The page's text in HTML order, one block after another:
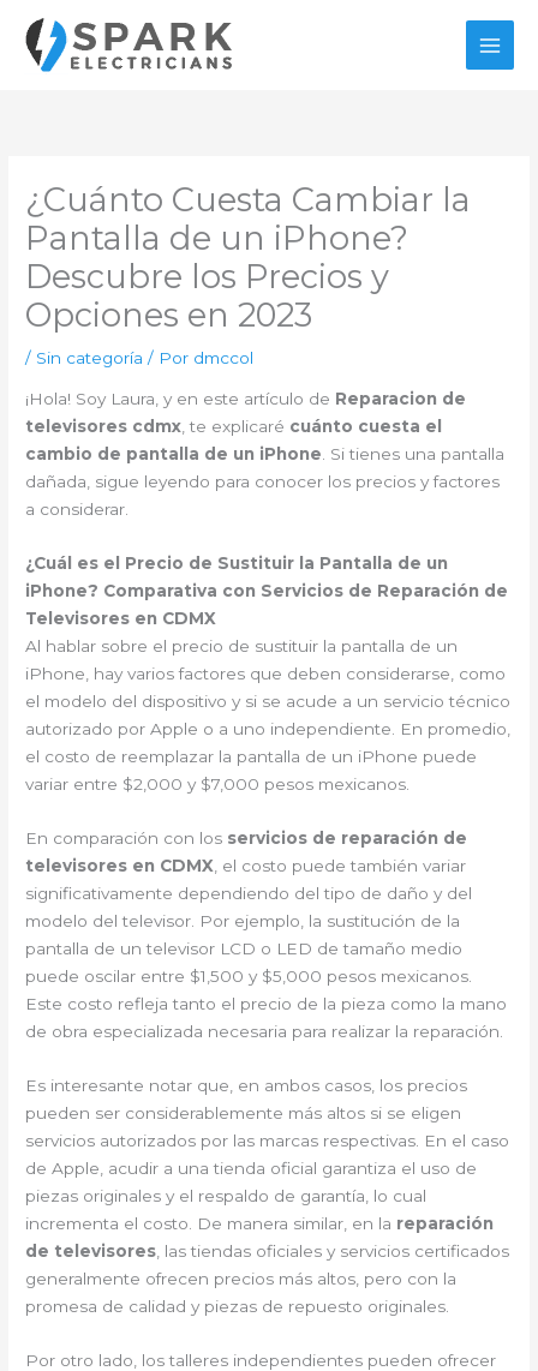
contenido
¿Cuánto Cuesta Cambiar la
Pantalla de un iPhone?
Descubre los Precios y
Opciones en 2023
/ Sin categoría / Por dmccol
¡Hola! Soy Laura, y en este artículo de Reparacion de
televisores cdmx, te explicaré cuánto cuesta el
cambio de pantalla de un iPhone. Si tienes una pantalla
dañada, sigue leyendo para conocer los precios y factores
a considerar.
¿Cuál es el Precio de Sustituir la Pantalla de un
iPhone? Comparativa con Servicios de Reparación de
Televisores en CDMX
Al hablar sobre el precio de sustituir la pantalla de un
iPhone, hay varios factores que deben considerarse, como
el modelo del dispositivo y si se acude a un servicio técnico
autorizado por Apple o a uno independiente. En promedio,
el costo de reemplazar la pantalla de un iPhone puede
variar entre $2,000 y $7,000 pesos mexicanos.
En comparación con los servicios de reparación de
televisores en CDMX , el costo puede también variar
significativamente dependiendo del tipo de daño y del
modelo del televisor. Por ejemplo, la sustitución de la
pantalla de un televisor LCD o LED de tamaño medio
puede oscilar entre $1,500 y $5,000 pesos mexicanos.
Este costo refleja tanto el precio de la pieza como la mano
de obra especializada necesaria para realizar la reparación.
Es interesante notar que, en ambos casos, los precios
pueden ser considerablemente más altos si se eligen
servicios autorizados por las marcas respectivas. En el caso
de Apple, acudir a una tienda oficial garantiza el uso de
piezas originales y el respaldo de garantía, lo cual
incrementa el costo. De manera similar, en la reparación
de televisores , las tiendas oficiales y servicios certificados
generalmente ofrecen precios más altos, pero con la
promesa de calidad y piezas de repuesto originales.
Por otro lado, los talleres independientes pueden ofrecer